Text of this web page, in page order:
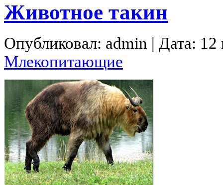
Животное такин
Опубликовал: admin | Дата:
Млекопитающие